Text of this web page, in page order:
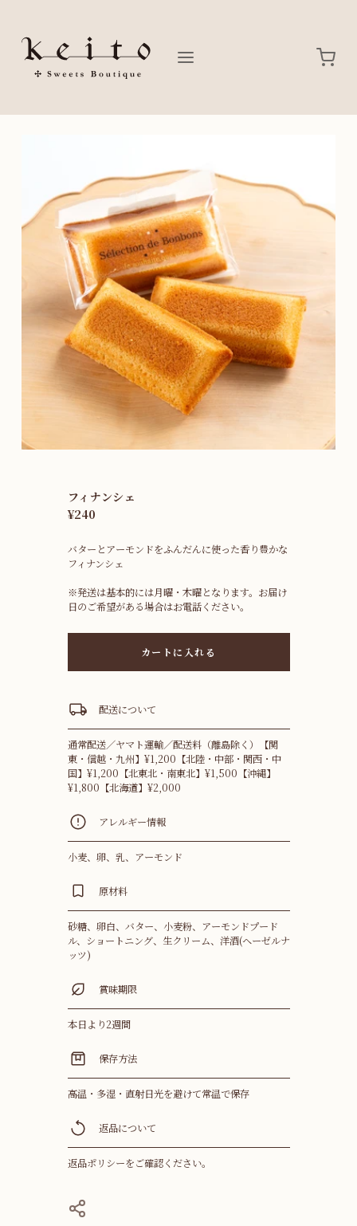
フィナンシェ
¥240
バターとアーモンドをふんだんに使った香り豊かな
フィナンシェ
※発送は基本的には月曜・木曜となります。お届け
日のご希望がある場合はお電話ください。
カートに入れる
配送について
通常配送／ヤマト運輸／配送料（離島除く）【関
東・信越・九州】¥1,200【北陸・中部・関西・中
国】¥1,200【北東北・南東北】¥1,500【沖縄】
¥1,800【北海道】¥2,000
アレルギー情報
小麦、卵、乳、アーモンド
原材料
砂糖、卵白、バター、小麦粉、アーモンドプード
ル、ショートニング、生クリーム、洋酒(ヘーゼルナ
ッツ)
賞味期限
本日より2週間
保存方法
高温・多湿・直射日光を避けて常温で保存
返品について
返品ポリシーをご確認ください。